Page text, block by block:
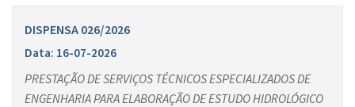
DISPENSA 026/2026
Data: 16-07-2026
PRESTAÇÃO DE SERVIÇOS TÉCNICOS ESPECIALIZADOS DE
ENGENHARIA PARA ELABORAÇÃO DE ESTUDO HIDROLÓGICO